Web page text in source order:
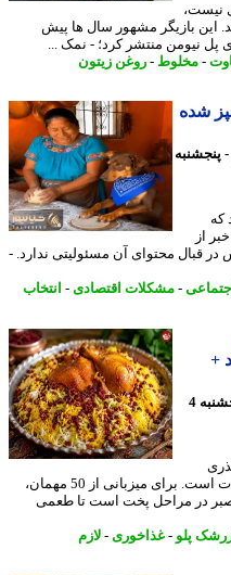
بازیگر مشهور سال ها پیش
منتشر کرد؛ - نمک ...
مخلوط-روغن زیتون
محتوای آن مسئولیتی ندارد. -
-مشکلات اقتصادی-انتخاب
45 روز پیش - پنجشنبه 4
خوش عطر و لعاب، جلوه ای از عشق و ارادت است. برای میزبانی از 50 مهمان،
در مراحل پخت است تا طعمی
پلو- غذاخوری- لازم